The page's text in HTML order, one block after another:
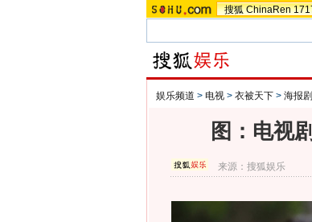
搜狐 ChinaRen
娱乐频道 > 电视 > 衣被天下 > 海报
图：电视
来源：搜狐娱乐